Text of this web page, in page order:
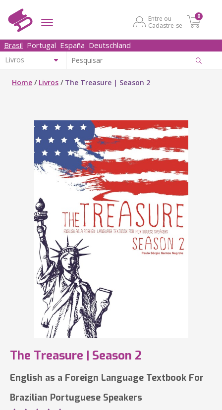
Entre ou
Cadastre-se
0
Brasil Portugal España Deutschland
Home / Livros / The Treasure | Season 2
The Treasure | Season 2
English as a Foreign Language Textbook For
Brazilian Portuguese Speakers